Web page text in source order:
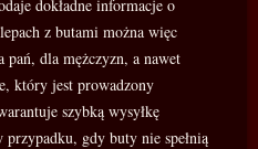
dokładne informacje o
z butami można więc
dla mężczyzn, a nawet
który jest prowadzony
szybką wysyłkę
gdy buty nie spełnią